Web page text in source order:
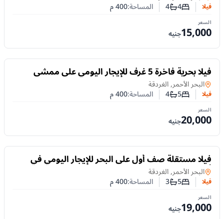
فيلا عدد غرف النوم
4عدد الحمامات
4 المساحة:400م
السعر
15,000جنيه
للايجار فيلا بحرية فاخرة 5 غرف للإيجار اليومي على ممشى
الغردقة حمام سباحة خاص
فيلافي
البحر الأحمر, الغردقة
فيلا عدد غرف النوم
5عدد الحمامات
4 المساحة:400م
السعر
20,000جنيه
للايجار
فيلا مستقلة صف أول على البحر للإيجار اليومي في
أدينز بيتش | الغردقة
فيلافي
البحر الأحمر, الغردقة
فيلا عدد غرف النوم
5عدد الحمامات
3 المساحة:400م
السعر
19,000جنيه